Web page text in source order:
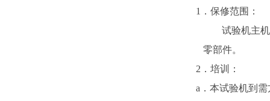
1 ．保修范围：
试验机主
零部件。
2 ．培训：
a ．本试验机到